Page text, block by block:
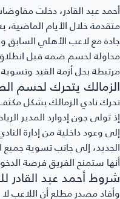
أحمد عبد القادر، دخلت
متقدمة خلال الأيام
جادة مع لاعب الأهلي السابق
محاولة لحسم ضمه قبل
مرتبطة بحل أزمة القيد وتسوية
الزمالك يتحرك لحسم
تحرك نادي الزمالك بشكل
إذ تولى جون إدوارد المدير
إلى وعود داخلية من إدارة
الجديد، إلى جانب تسوية
أنها ستمنح الفريق فرصة
شروط أحمد عبد القادر
وأفاد مصدر مطلع أن اللاعب